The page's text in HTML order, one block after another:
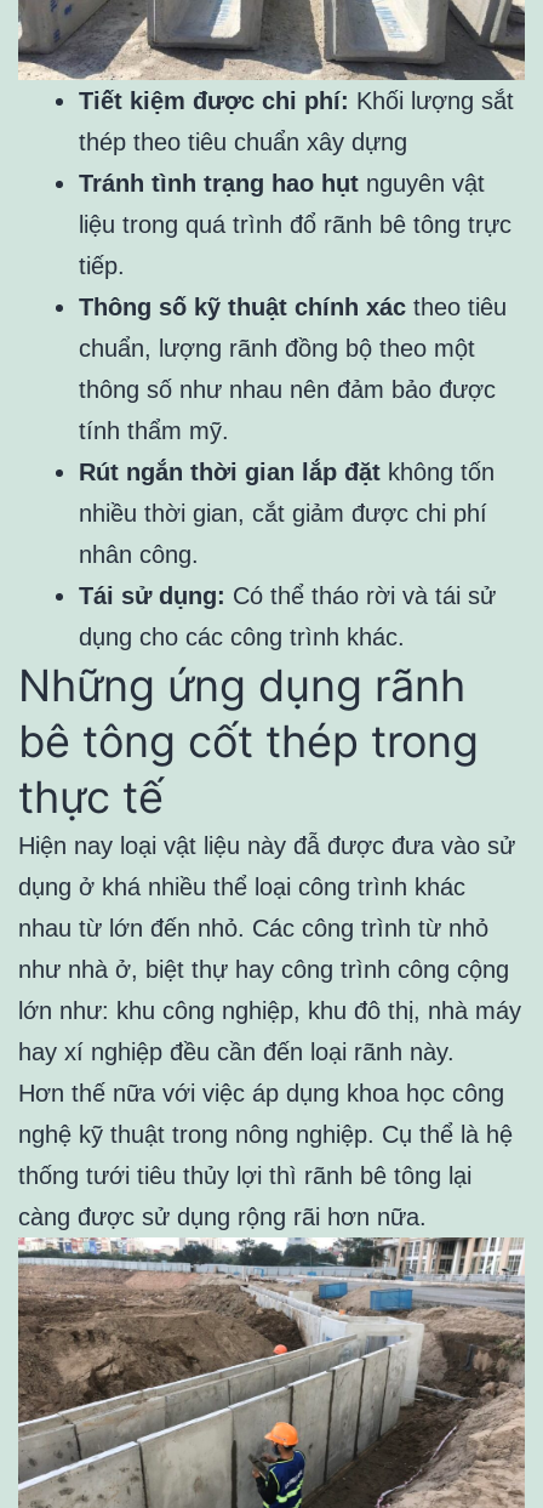
Tiết kiệm được chi phí: Khối lượng sắt
thép theo tiêu chuẩn xây dựng
Tránh tình trạng hao hụt nguyên vật
liệu trong quá trình đổ rãnh bê tông trực
tiếp.
Thông số kỹ thuật chính xác theo tiêu
chuẩn, lượng rãnh đồng bộ theo một
thông số như nhau nên đảm bảo được
tính thẩm mỹ.
Rút ngắn thời gian lắp đặt không tốn
nhiều thời gian, cắt giảm được chi phí
nhân công.
Tái sử dụng: Có thể tháo rời và tái sử
dụng cho các công trình khác.
Những ứng dụng rãnh
bê tông cốt thép trong
thực tế
Hiện nay loại vật liệu này đẫ được đưa vào sử
dụng ở khá nhiều thể loại công trình khác
nhau từ lớn đến nhỏ. Các công trình từ nhỏ
như nhà ở, biệt thự hay công trình công cộng
lớn như: khu công nghiệp, khu đô thị, nhà máy
hay xí nghiệp đều cần đến loại rãnh này.
Hơn thế nữa với việc áp dụng khoa học công
nghệ kỹ thuật trong nông nghiệp. Cụ thể là hệ
thống tưới tiêu thủy lợi thì rãnh bê tông lại
càng được sử dụng rộng rãi hơn nữa.